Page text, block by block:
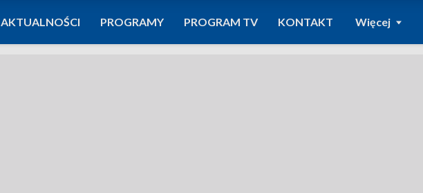
AKTUALNOŚCI PROGRAMY PROGRAM TV KONTAKT Więcej